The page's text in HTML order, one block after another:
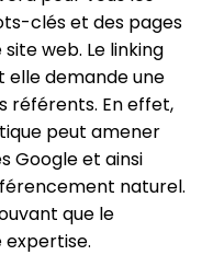
clés et des pages
web. Le linking
demande une
référents. En effet,
peut amener
Google et ainsi
naturel.
que le
expertise.